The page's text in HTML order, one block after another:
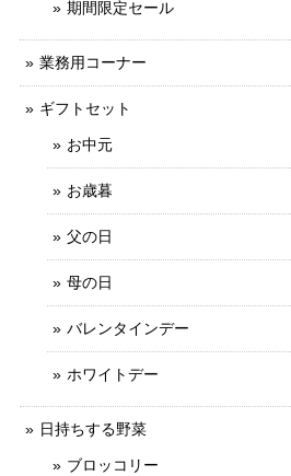
期間限定セール
業務用コーナー
ギフトセット
お中元
お歳暮
父の日
母の日
バレンタインデー
ホワイトデー
日持ちする野菜
ブロッコリー